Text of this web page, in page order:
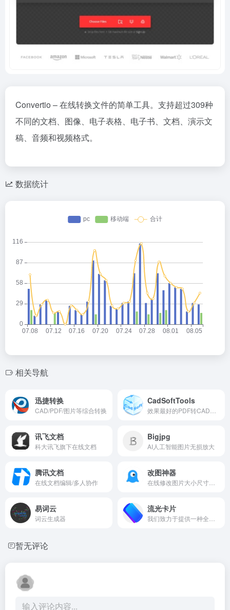
Convertio – 在线转换文件的简单工具。支持超过309种
不同的文档、图像、电子表格、电子书、文档、演示文
稿、音频和视频格式。
数据统计
相关导航
迅捷转换
CAD/PDF/图片等综合转换
CadSoftTools
讯飞文档
科大讯飞旗下在线文档
Bigjpg
AI人工智能图片无损放大
腾讯文档
在线文档编辑/多人协作
改图神器
易词云
词云生成器
流光卡片
暂无评论